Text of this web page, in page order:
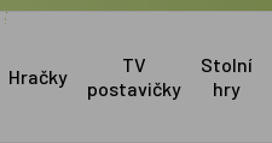
Hračky
TV
postavičky
Stolní
hry